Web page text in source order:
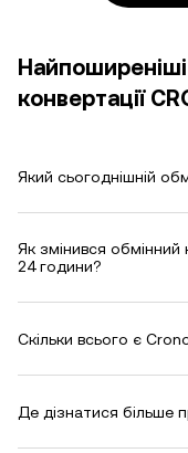
конвертації
Який сьогоднішній
Як змінився обмінний
24 години?
Скільки всього є
Де дізнатися більше